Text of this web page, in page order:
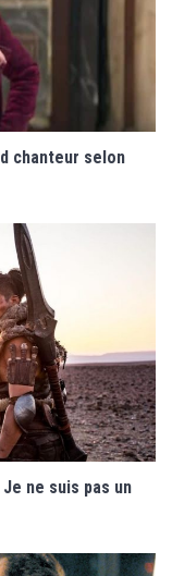
chanteur selon
ne suis pas un